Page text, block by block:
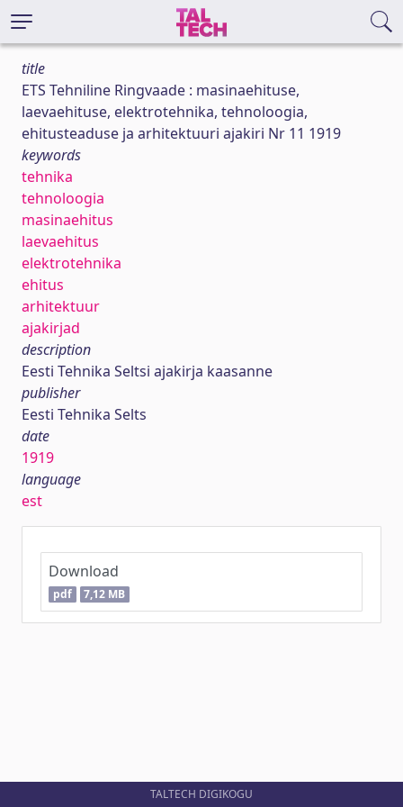
title
ETS Tehniline Ringvaade : masinaehituse,
laevaehituse, elektrotehnika, tehnoloogia,
ehitusteaduse ja arhitektuuri ajakiri Nr 11 1919
keywords
tehnika
tehnoloogia
masinaehitus
laevaehitus
elektrotehnika
ehitus
arhitektuur
ajakirjad
description
Eesti Tehnika Seltsi ajakirja kaasanne
publisher
Eesti Tehnika Selts
date
1919
language
est
Download
pdf 7,12 MB
TALTECH DIGIKOGU